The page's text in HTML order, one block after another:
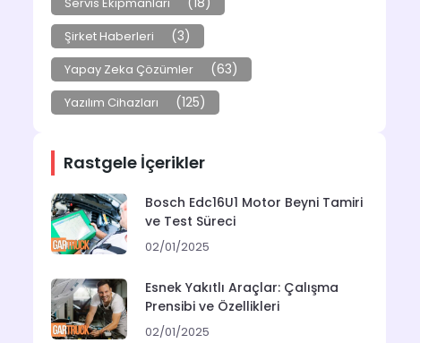
Şirket Haberleri (3)
Yapay Zeka Çözümler (63)
Yazılım Cihazları (125)
Rastgele İçerikler
Bosch Edc16U1 Motor Beyni Tamiri
ve Test Süreci
02/01/2025
Esnek Yakıtlı Araçlar: Çalışma
Prensibi ve Özellikleri
02/01/2025